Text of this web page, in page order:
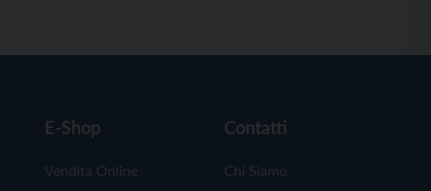
E-Shop
Vendita Online
Contatti
Chi Siamo